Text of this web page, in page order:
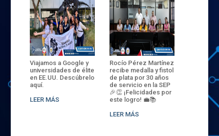
Viajamos a Google y
universidades de élite
en EE.UU. Descúbrelo
aquí.
LEER MÁS
Rocío Pérez Martínez
recibe medalla y fistol
de plata por 30 años
de servicio en la SEP
🎉👏 ¡Felicidades por
este logro! 💼📚
LEER MÁS
ENECB-
del
batalla.
32
sede